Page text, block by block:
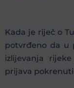
Kada je riječ o
potvrđeno da u
izlijevanja
prijava